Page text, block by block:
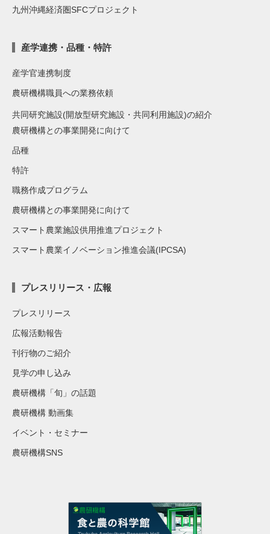
九州沖縄経済圏SFCプロジェクト
産学連携・品種・特許
産学官連携制度
農研機構職員への業務依頼
共同研究施設(開放型研究施設・共同利用施設)の紹介
農研機構との事業開発に向けて
品種
特許
職務作成プログラム
農研機構との事業開発に向けて
スマート農業施設供用推進プロジェクト
スマート農業イノベーション推進会議(IPCSA)
プレスリリース・広報
プレスリリース
広報活動報告
刊行物のご紹介
見学の申し込み
農研機構「旬」の話題
農研機構 動画集
イベント・セミナー
農研機構SNS